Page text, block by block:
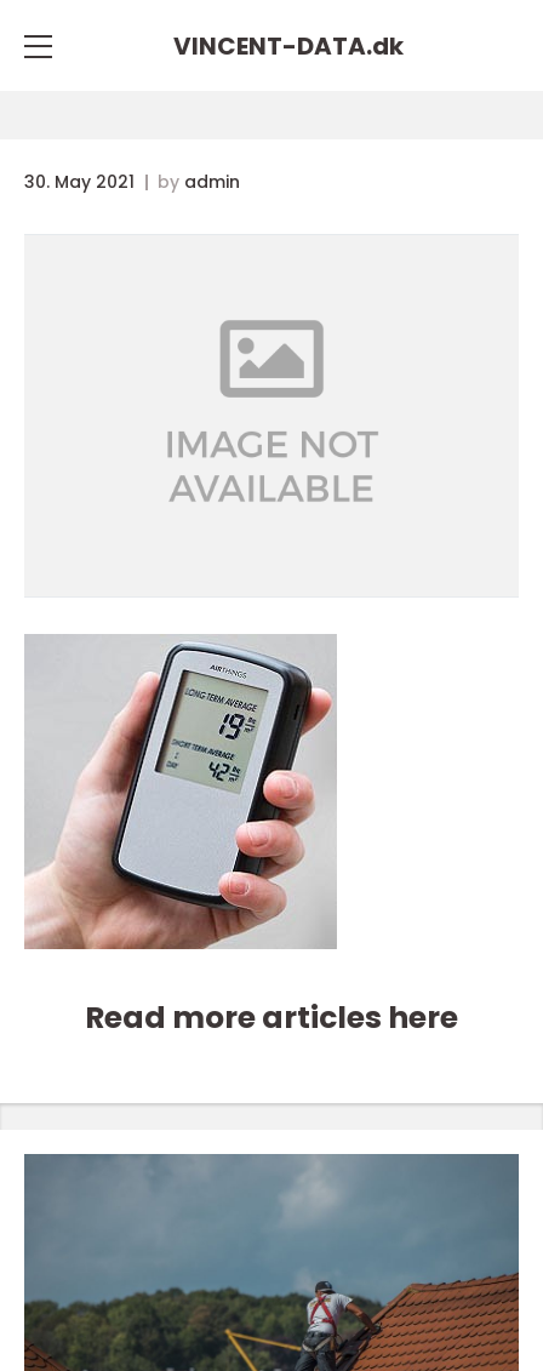
VINCENT-DATA.dk
30. May 2021 by admin
Read more articles here